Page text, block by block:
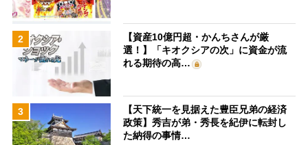
2
【資産10億円超・かんちさんが厳
選！】「キオクシアの次」に資金が流
れる期待の高…
3
【天下統一を見据えた豊臣兄弟の経済
政策】秀吉が弟・秀長を紀伊に転封し
た納得の事情…